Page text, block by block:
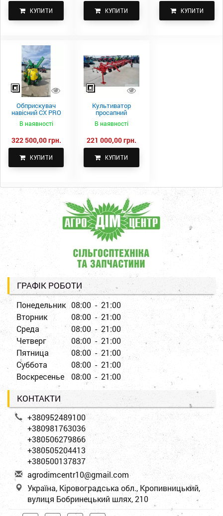
КУПИТИ КУПИТИ КУПИТИ
Обприскувач
навісний CX PRO
В наявності
322 500,00 грн.
КУПИТИ
Культиватор
просапний
КПН-5,6-05
В наявності
221 000,00 грн.
КУПИТИ
ГРАФІК РОБОТИ
Понедельник 08:00 - 21:00
Вторник
08:00 - 21:00
Среда
08:00 - 21:00
Четверг
08:00 - 21:00
Пятница
08:00 - 21:00
Суббота
08:00 - 21:00
Воскресенье
08:00 - 21:00
КОНТАКТИ
+380952489100
+380981763036
+380506279866
+380505204413
+380500137837
agrodimcentr10@gmail.com
Україна, Кіровоградська обл., Кропивницький,
вулиця Бобринецький шлях, 210